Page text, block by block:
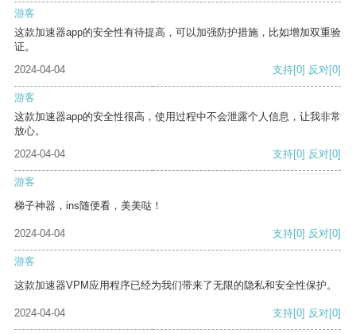
游客
这款加速器app的安全性有待提高，可以加强防护措施，比如增加双重验
证。
2024-04-04
支持[0] 反对[0]
游客
这款加速器app的安全性很高，使用过程中不会泄露个人信息，让我非常
放心。
2024-04-04
支持[0] 反对[0]
游客
梯子神器，ins随便看，美美哒！
2024-04-04 支持[0] 反对[0]
游客
这款加速器VPM应用程序已经为我们带来了无限的隐私和安全性保护。
2024-04-04 支持[0] 反对[0]